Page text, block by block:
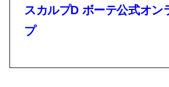
スカルプD ボーテ公式オン
プ